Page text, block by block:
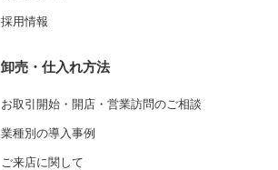
採用情報
卸売・仕入れ方法
お取引開始・開店・営業訪問のご相談
業種別の導入事例
ご来店に関して